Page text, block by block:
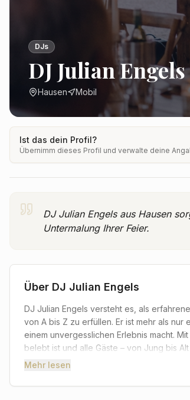
DJs
DJ Julian Engels
Hausen Mobil
Ist das dein Profil?
Übernimm dieses Profil und verwalte deine
DJ Julian Engels aus Hausen
Untermalung Ihrer Feier.
Über DJ Julian Engels
DJ Julian Engels versteht es, als
von A bis Z zu erfüllen. Er ist mehr als
einem unvergesslichen Erlebnis macht.
belebt ist und alle Gäste – von Jung bis
Geschichte widerspiegelt. Ob
Mehr lesen